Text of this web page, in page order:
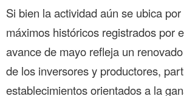
Si bien la actividad aún se ubica
máximos históricos registrados por
avance de mayo refleja un
de los inversores y productores,
establecimientos orientados a la